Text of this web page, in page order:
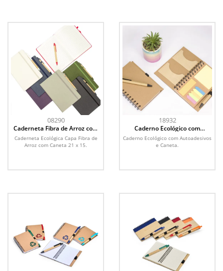
08290
Caderneta Fibra de Arroz com
Caneta
Caderneta Ecológica Capa Fibra de
Arroz com Caneta 21 x 15.
18932
Caderno Ecológico com
Autoadesivos e Caneta
Caderno Ecológico com Autoadesivos
e Caneta.